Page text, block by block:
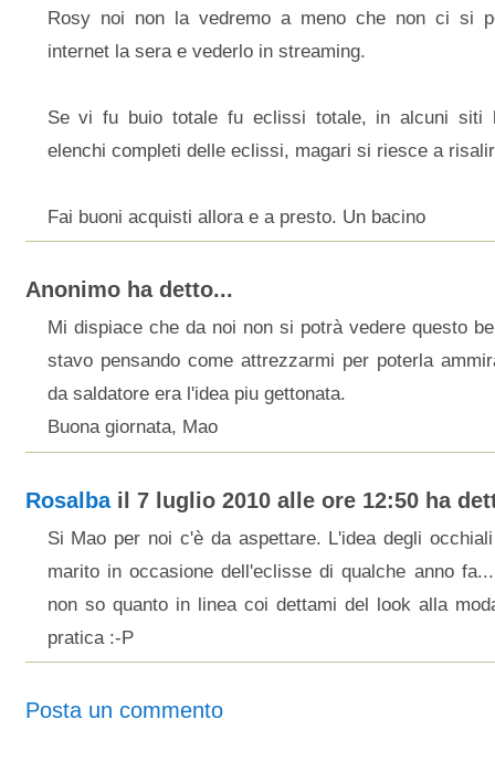
Rosy noi non la vedremo a meno che non ci si
internet la sera e vederlo in streaming.
Se vi fu buio totale fu eclissi totale, in alcuni siti
elenchi completi delle eclissi, magari si riesce a
Fai buoni acquisti allora e a presto. Un bacino
Anonimo ha detto...
Mi dispiace che da noi non si potrà vedere questo
stavo pensando come attrezzarmi per poterla
da saldatore era l'idea piu gettonata.
Buona giornata, Mao
Rosalbail 7 luglio 2010 alle ore 12:50 ha
Si Mao per noi c'è da aspettare. L'idea degli
marito in occasione dell'eclisse di qualche anno
non so quanto in linea coi dettami del look alla
pratica :-P
Posta un commento